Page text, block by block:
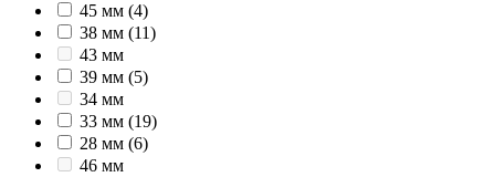
45 мм (4)
38 мм (11)
43 мм
39 мм (5)
34 мм
33 мм (19)
28 мм (6)
46 мм